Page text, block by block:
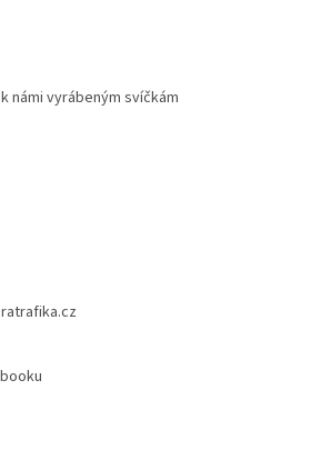
námi vyrábeným svíčkám